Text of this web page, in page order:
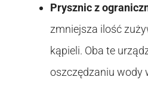
Prysznic z
zmniejsza ilość
kąpieli. Oba te
oszczędzaniu wody